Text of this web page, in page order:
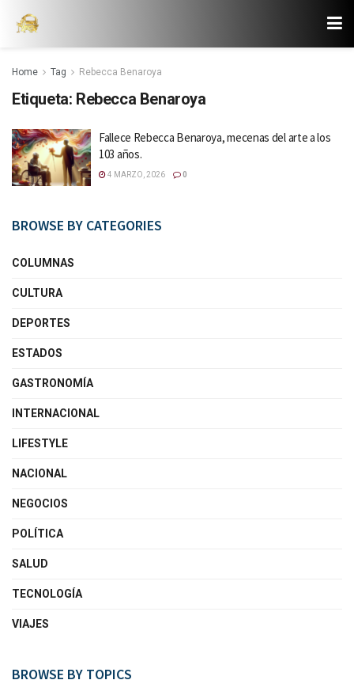
Home Tag Rebecca Benaroya
Etiqueta: Rebecca Benaroya
Fallece Rebecca Benaroya, mecenas del arte a los
103 años.
4 MARZO, 2026 0
BROWSE BY CATEGORIES
COLUMNAS
CULTURA
DEPORTES
ESTADOS
GASTRONOMÍA
INTERNACIONAL
LIFESTYLE
NACIONAL
NEGOCIOS
POLÍTICA
SALUD
TECNOLOGÍA
VIAJES
BROWSE BY TOPICS